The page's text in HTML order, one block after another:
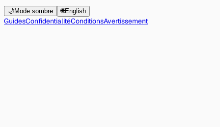
🌙Mode sombre 🌐English
GuidesConfidentialitéConditionsAvertissement